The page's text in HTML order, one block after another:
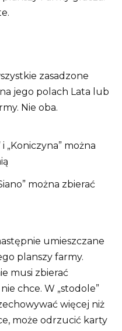
zasadzone
jego polach Lata lub
Nie oba.
„Koniczyna” można
można zbierać
umieszczane
planszy farmy.
musi zbierać
chce. W „stodole”
więcej niż
może odrzucić karty